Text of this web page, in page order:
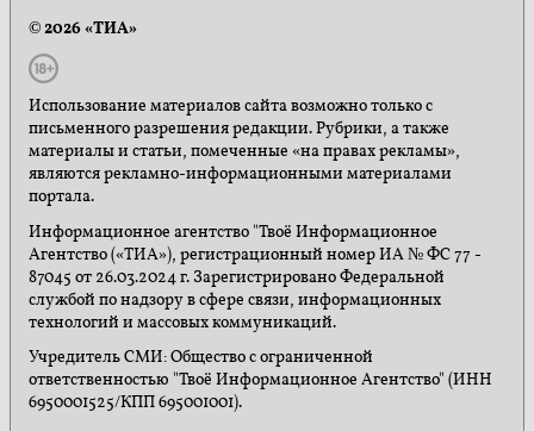
© 2026 «ТИА»
Использование материалов сайта возможно только с
письменного разрешения редакции. Рубрики, а также
материалы и статьи, помеченные «на правах рекламы»,
являются рекламно-информационными материалами
портала.
Информационное агентство "Твоё Информационное
Агентство («ТИА»), регистрационный номер ИА № ФС 77 -
87045 от 26.03.2024 г. Зарегистрировано Федеральной
службой по надзору в сфере связи, информационных
технологий и массовых коммуникаций.
Учредитель СМИ: Общество с ограниченной
ответственностью "Твоё Информационное Агентство" (ИНН
6950001525/КПП 695001001).